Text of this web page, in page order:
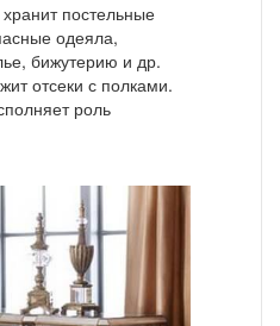
постельные
одеяла,
бижутерию и др.
отсеки с полками.
роль